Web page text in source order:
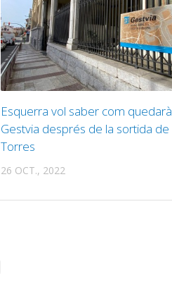
Esquerra vol saber com quedarà
Gestvia després de la sortida de
Torres
26 OCT., 2022